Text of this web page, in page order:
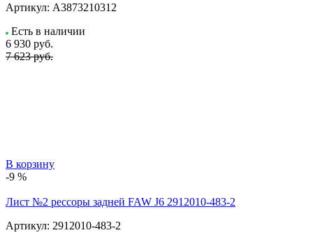
Артикул: А3873210312
Есть в наличии
6 930 руб.
7 623 руб.
В корзину
-9 %
Лист №2 рессоры задней FAW J6 2912010-483-2
Артикул: 2912010-483-2